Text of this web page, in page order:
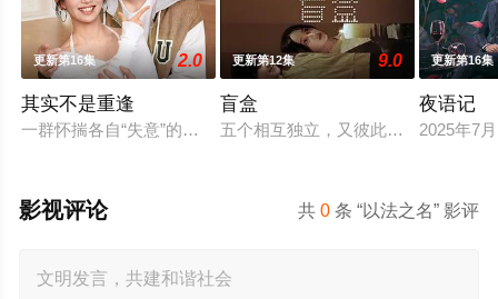
更新第16集 2.0
其实不是重逢
一群怀揣各自“失意”的年轻人，在沿海小城南安相遇相知，他
更新第12集 9.0
盲盒
五个相互独立，又彼此呼应的故事
更新第16集
夜语记
2025年7
共0 条 “以法之名” 影评
影视评论